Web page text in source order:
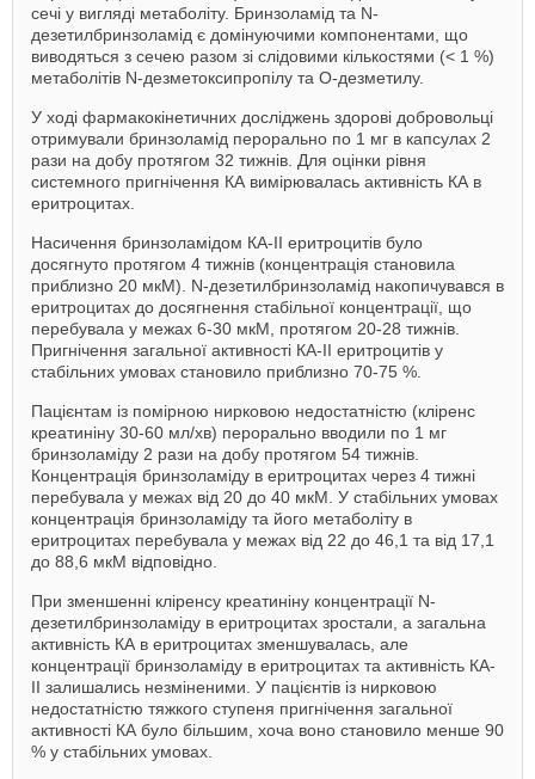
сечі у вигляді метаболіту. Бринзоламід та N-
дезетилбринзоламід є домінуючими компонентами, що
виводяться з сечею разом зі слідовими кількостями (< 1 %)
метаболітів N-дезметоксипропілу та О-дезметилу.
У ході фармакокінетичних досліджень здорові добровольці
отримували бринзоламід перорально по 1 мг в капсулах 2
рази на добу протягом 32 тижнів. Для оцінки рівня
системного пригнічення КА вимірювалась активність КА в
еритроцитах.
Насичення бринзоламідом КА-ІІ еритроцитів було
досягнуто протягом 4 тижнів (концентрація становила
приблизно 20 мкМ). N-дезетилбринзоламід накопичувався в
еритроцитах до досягнення стабільної концентрації, що
перебувала у межах 6-30 мкМ, протягом 20-28 тижнів.
Пригнічення загальної активності КА-ІІ еритроцитів у
стабільних умовах становило приблизно 70-75 %.
Пацієнтам із помірною нирковою недостатністю (кліренс
креатиніну 30-60 мл/хв) перорально вводили по 1 мг
бринзоламіду 2 рази на добу протягом 54 тижнів.
Концентрація бринзоламіду в еритроцитах через 4 тижні
перебувала у межах від 20 до 40 мкМ. У стабільних умовах
концентрація бринзоламіду та його метаболіту в
еритроцитах перебувала у межах від 22 до 46,1 та від 17,1
до 88,6 мкМ відповідно.
При зменшенні кліренсу креатиніну концентрації N-
дезетилбринзоламіду в еритроцитах зростали, а загальна
активність КА в еритроцитах зменшувалась, але
концентрації бринзоламіду в еритроцитах та активність КА-
II залишались незміненими. У пацієнтів із нирковою
недостатністю тяжкого ступеня пригнічення загальної
активності КА було більшим, хоча воно становило менше 90
% у стабільних умовах.